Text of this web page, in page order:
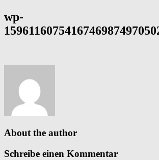
wp-
About the author
Schreibe einen Kommentar